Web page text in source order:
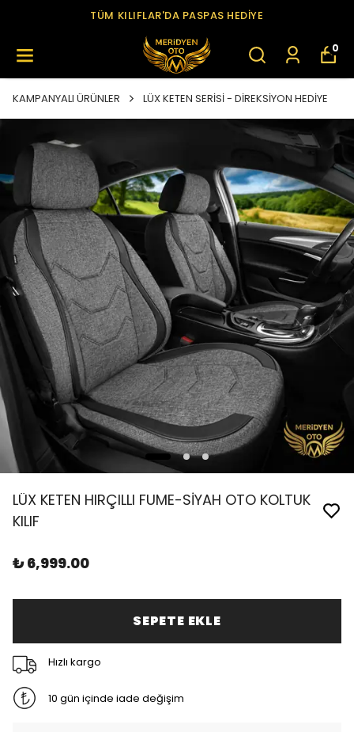
TÜM KILIFLAR'DA PASPAS HEDİYE
0
KAMPANYALI ÜRÜNLER LÜX KETEN SERİSİ - DİREKSİYON HEDİYE
LÜX KETEN HIRÇILLI FUME-SİYAH OTO KOLTUK
KILIF
₺ 6,999.00
SEPETE EKLE
Hızlı kargo
10 gün içinde iade değişim